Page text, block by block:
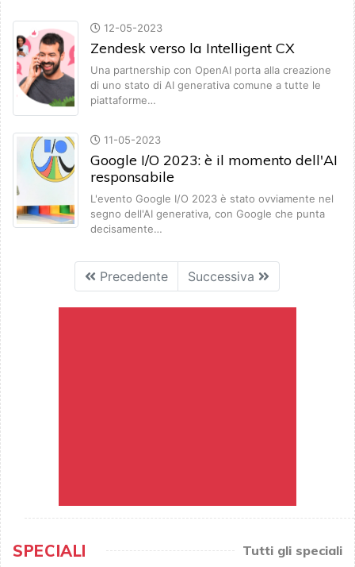
12-05-2023
Zendesk verso la Intelligent CX
Una partnership con OpenAI porta alla creazione
di uno stato di AI generativa comune a tutte le
piattaforme…
11-05-2023
Google I/O 2023: è il momento dell'AI
responsabile
L'evento Google I/O 2023 è stato ovviamente nel
segno dell'AI generativa, con Google che punta
decisamente…
Precedente Successiva
SPECIALI Tutti gli speciali